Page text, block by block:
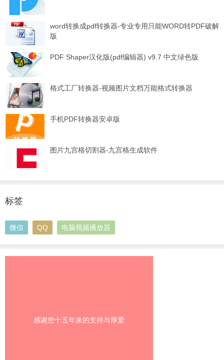
word转换成pdf转换器-专业专用只能WORD转PDF破解
版
PDF Shaper汉化版(pdf编辑器) v9.7 中文绿色版
格式工厂转换器-视频图片文档万能格式转换器
手机PDF转换器安卓版
图片九宫格切割器-九宫格生成软件
标签
微信 QQ 电脑视频播放器
感谢您十五年来的支持与厚爱